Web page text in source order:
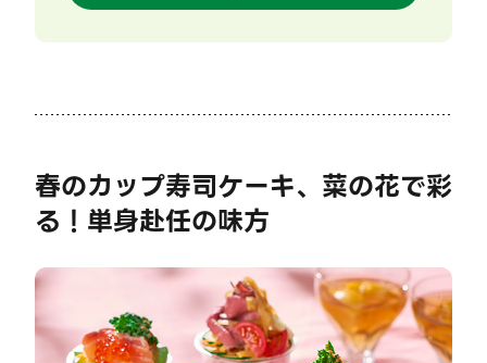
春のカップ寿司ケーキ、菜の花で彩
る！単身赴任の味方